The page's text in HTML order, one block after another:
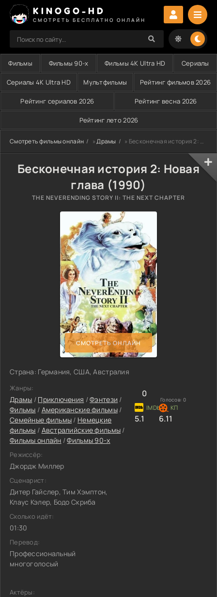
KINOGO-HD
СМОТРЕТЬ БЕСПЛАТНО ОНЛАЙН
Фильмы Фильмы 90-х Фильмы 4K Ultra HD Сериалы
Сериалы 4K Ultra HD Мультфильмы Рейтинг фильмов 2026
Рейтинг сериалов 2026 Рейтинг весна 2026
Рейтинг лето 2026
Смотреть фильмы онлайн »Драмы » Бесконечная история 2: Новая глава (1990)
Бесконечная история 2: Новая
глава (1990)
THE NEVERENDING STORY II: THE NEXT CHAPTER
СМОТРЕТЬ ОНЛАЙН
Страна: Германия, США, Австралия
Жанры:
Драмы / Приключения /Фэнтези /
Фильмы / Американские фильмы/
Семейные фильмы / Немецкие
фильмы / Австралийские фильмы /
Фильмы онлайн /Фильмы 90-х
Режиссёр:
Джордж Миллер
Сценарист:
Дитер Гайслер, Тим Хэмптон,
Клаус Кэлер, Бодо Скриба
Сколько идёт:
01:30
Перевод:
Профессиональный
многоголосый
0
Голосов: 0
5.1 6.11
Актёры: